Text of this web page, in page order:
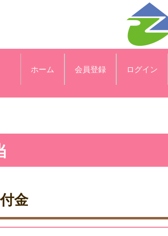
ホーム 会員登録 ログイン
金